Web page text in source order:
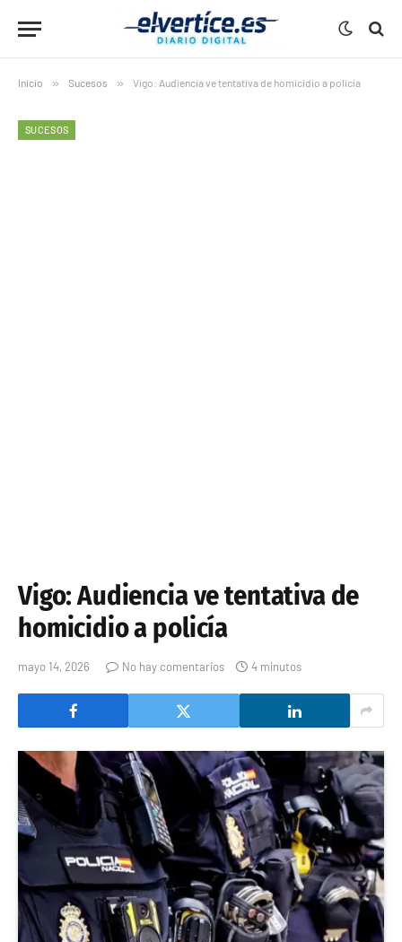
Inicio » Sucesos » Vigo: Audiencia ve tentativa de homicidio a policía
SUCESOS
Vigo: Audiencia ve tentativa de
homicidio a policía
mayo 14, 2026 No hay comentarios 4 minutos